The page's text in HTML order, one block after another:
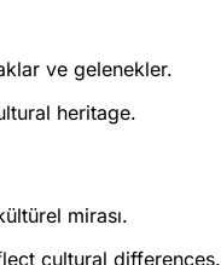
ve gelenekler.
heritage.
mirası.
cultural differences.